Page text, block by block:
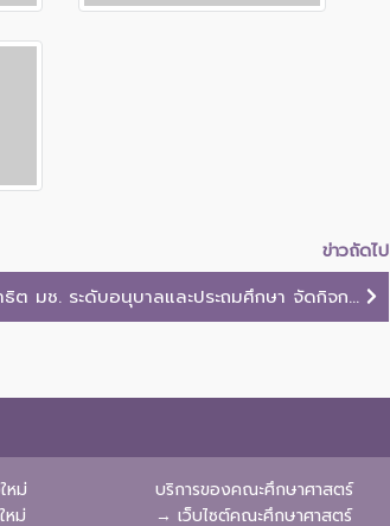
ข่าวถัดไป
ธิต มช. ระดับอนุบาลและประถมศึกษา จัดกิจก...
หม่
หม่
บริการของคณะศึกษาศาสตร์
→ เว็บไซต์คณะศึกษาศาสตร์